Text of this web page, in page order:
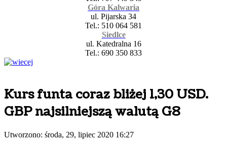
Góra Kalwaria
ul. Pijarska 34
Tel.: 510 064 581
Siedlce
ul. Katedralna 16
Tel.: 690 350 833
Kurs funta coraz bliżej 1,30 USD.
GBP najsilniejszą walutą G8
Utworzono: środa, 29, lipiec 2020 16:27